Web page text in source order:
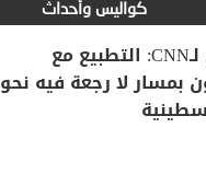
كواليس وأحداث
مصدر سعودي لـCNN: التطبيع مع
بمسار لا رجعة فيه نحو